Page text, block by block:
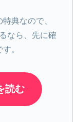
典なので、
なら、先に確
。
読む